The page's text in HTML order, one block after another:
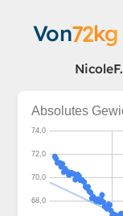
Von72kg
NicoleF.